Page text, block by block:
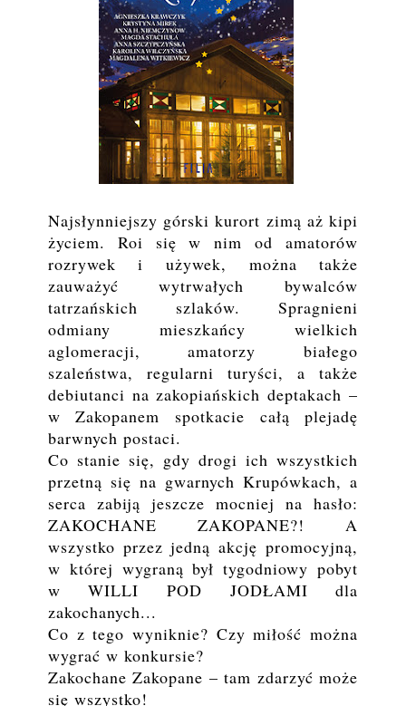
Najsłynniejszy górski kurort zimą aż kipi
życiem. Roi się w nim od amatorów
rozrywek i używek, można także
zauważyć wytrwałych bywalców
tatrzańskich szlaków. Spragnieni
odmiany mieszkańcy wielkich
aglomeracji, amatorzy białego
szaleństwa, regularni turyści, a także
debiutanci na zakopiańskich deptakach –
w Zakopanem spotkacie całą plejadę
barwnych postaci.
Co stanie się, gdy drogi ich wszystkich
przetną się na gwarnych Krupówkach, a
serca zabiją jeszcze mocniej na hasło:
ZAKOCHANE ZAKOPANE?! A
wszystko przez jedną akcję promocyjną,
w której wygraną był tygodniowy pobyt
w WILLI POD JODŁAMI dla
zakochanych...
Co z tego wyniknie? Czy miłość można
wygrać w konkursie?
Zakochane Zakopane – tam zdarzyć może
się wszystko!